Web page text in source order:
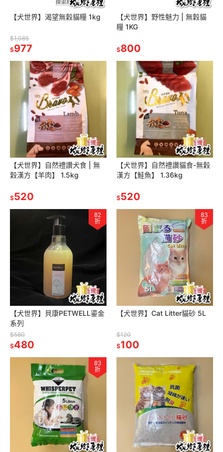
【犬世界】渴望無穀貓糧 1kg
$1,085
$977
【犬世界】野性魅力 | 無穀貓
糧 1KG
$800
【犬世界】自然禮讚犬食 | 無
穀漢方【羊肉】 1.5kg
$520
【犬世界】自然禮讚貓食-無穀
漢方【鮭魚】 1.36kg
$520
82
折
【犬世界】貝康PETWELL鎏金
系列
$580
$480
83
折
【犬世界】Cat Litter貓砂 5L
$120
$100
83
折